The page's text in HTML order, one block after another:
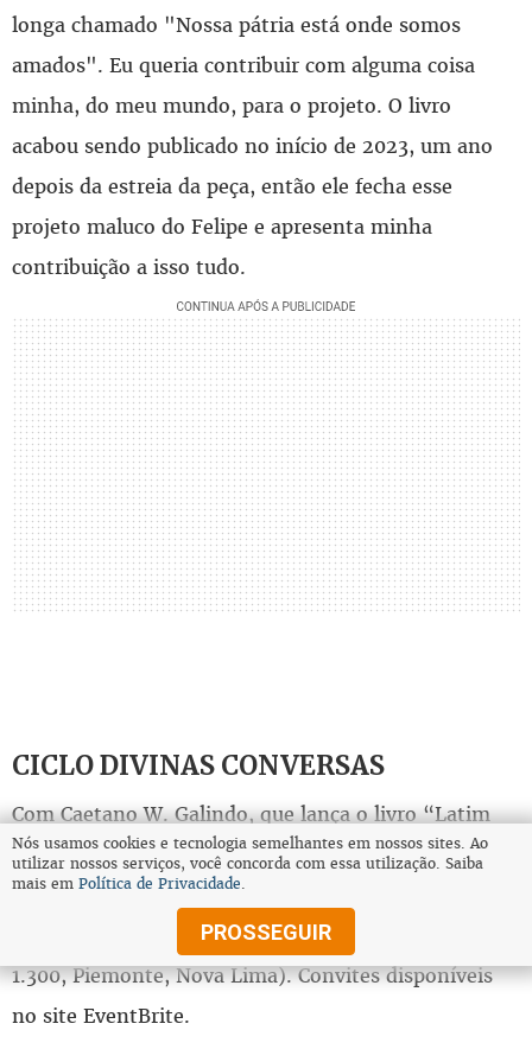
Nós usamos cookies e tecnologia semelhantes em nossos sites. Ao
utilizar nossos serviços, você concorda com essa utilização. Saiba
mais em Política de Privacidade.
PROSSEGUIR
longa chamado "Nossa pátria está onde somos
amados". Eu queria contribuir com alguma coisa
minha, do meu mundo, para o projeto. O livro
acabou sendo publicado no início de 2023, um ano
depois da estreia da peça, então ele fecha esse
projeto maluco do Felipe e apresenta minha
contribuição a isso tudo.
CICLO DIVINAS CONVERSAS
Com Caetano W. Galindo, que lança o livro “Latim
em pó: um passeio pela formação do nosso
português”, nesta quarta-feira (13/9), às 19h30, na
Fundação Torino (Rua Jornalista Djalma Andrade,
1.300, Piemonte, Nova Lima). Convites disponíveis
no site EventBrite.